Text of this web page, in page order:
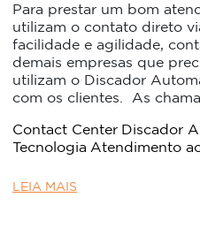
Para prestar um bom
utilizam o contato direto
facilidade e agilidade,
demais empresas que
utilizam o Discador
com os clientes. As
Contact Center Discador
Tecnologia Atendimento
LEIA MAIS